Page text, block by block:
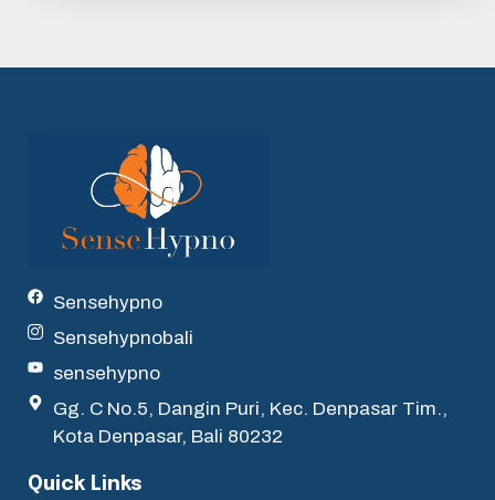
Sensehypno
Sensehypnobali
sensehypno
Gg. C No.5, Dangin Puri, Kec. Denpasar Tim.,
Kota Denpasar, Bali 80232
Quick Links